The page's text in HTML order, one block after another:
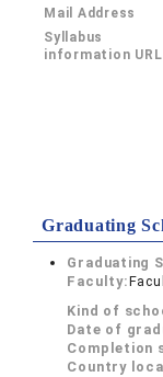
Mail Address
Syllabus
information URL
Graduating
Graduating
Faculty:
Kind of
Date of
Completion
Country